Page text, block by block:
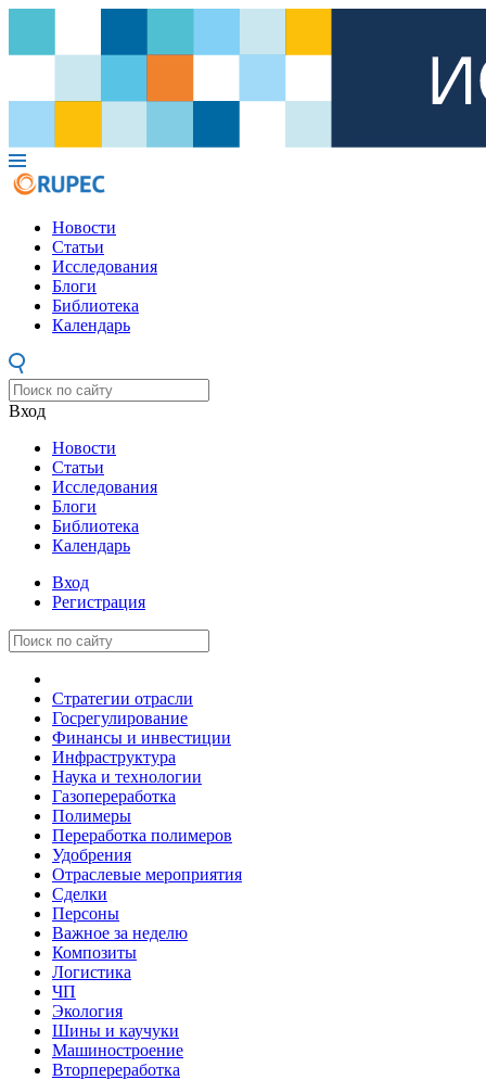
Новости
Статьи
Исследования
Блоги
Библиотека
Календарь
Вход
Новости
Статьи
Исследования
Блоги
Библиотека
Календарь
Вход
Регистрация
Стратегии отрасли
Госрегулирование
Финансы и инвестиции
Инфраструктура
Наука и технологии
Газопереработка
Полимеры
Переработка полимеров
Удобрения
Отраслевые мероприятия
Сделки
Персоны
Важное за неделю
Композиты
Логистика
ЧП
Экология
Шины и каучуки
Машиностроение
Вторпереработка